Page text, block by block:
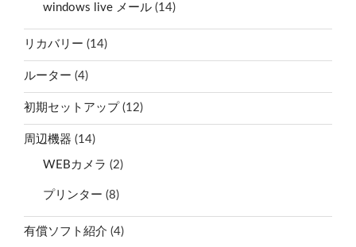
windows live メール (14)
リカバリー (14)
ルーター (4)
初期セットアップ (12)
周辺機器 (14)
WEBカメラ (2)
プリンター (8)
有償ソフト紹介 (4)